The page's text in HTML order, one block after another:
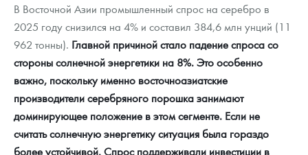
В Восточной Азии промышленный спрос на серебро в
2025 году снизился на 4% и составил 384,6 млн унций (11
962 тонны). Главной причиной стало падение спроса со
стороны солнечной энергетики на 8%. Это особенно
важно, поскольку именно восточноазиатские
производители серебряного порошка занимают
доминирующее положение в этом сегменте. Если не
считать солнечную энергетику ситуация была гораздо
более устойчивой. Спрос поддерживали инвестиции в